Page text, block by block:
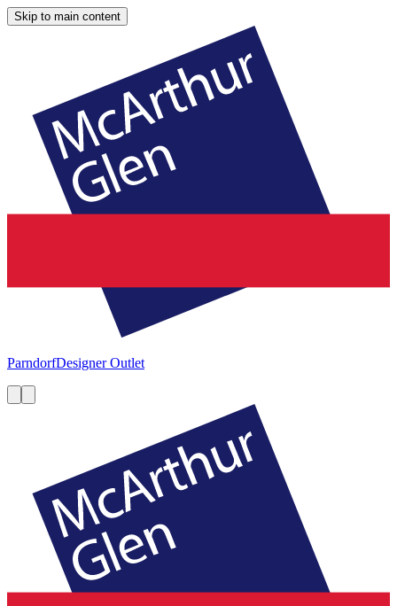
Skip to main content
ParndorfDesigner Outlet